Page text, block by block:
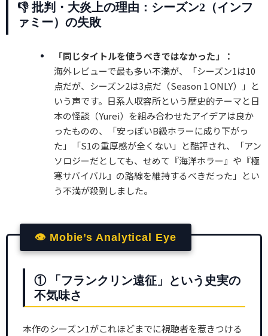
👎 批判・大炎上の理由：シーズン2（インフ
ァミー）の失敗
「同じタイトルを使うべきではなかった」：
海外レビューで最も多い不満が、「シーズン1は10
点だが、シーズン2は3点だ（Season 1 ONLY）」と
いう声です。日系人収容所という歴史的テーマと日
本の怪談（Yurei）を組み合わせたアイデアは良か
ったものの、「安っぽいB級ホラーに成り下がっ
た」「S1の重厚感が全くない」と酷評され、「アン
ソロジーだとしても、せめて『海洋ホラー』や『極
寒サバイバル』の路線を維持するべきだった」とい
う不満が殺到しました。
👁 Mobie’s Analytical Eye
① 「フランクリン遠征」という史実の
不気味さ
本作のシーズン1がこれほどまでに視聴者を惹きつける